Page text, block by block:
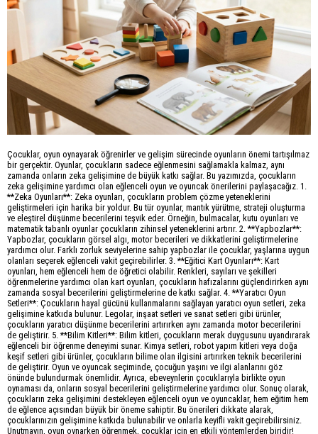
Çocuklar, oyun oynayarak öğrenirler ve gelişim sürecinde oyunların önemi tartışılmaz
bir gerçektir. Oyunlar, çocukların sadece eğlenmesini sağlamakla kalmaz, aynı
zamanda onların zeka gelişimine de büyük katkı sağlar. Bu yazımızda, çocukların
zeka gelişimine yardımcı olan eğlenceli oyun ve oyuncak önerilerini paylaşacağız. 1.
**Zeka Oyunları**: Zeka oyunları, çocukların problem çözme yeteneklerini
geliştirmeleri için harika bir yoldur. Bu tür oyunlar, mantık yürütme, strateji oluşturma
ve eleştirel düşünme becerilerini teşvik eder. Örneğin, bulmacalar, kutu oyunları ve
matematik tabanlı oyunlar çocukların zihinsel yeteneklerini artırır. 2. **Yapbozlar**:
Yapbozlar, çocukların görsel algı, motor becerileri ve dikkatlerini geliştirmelerine
yardımcı olur. Farklı zorluk seviyelerine sahip yapbozlar ile çocuklar, yaşlarına uygun
olanları seçerek eğlenceli vakit geçirebilirler. 3. **Eğitici Kart Oyunları**: Kart
oyunları, hem eğlenceli hem de öğretici olabilir. Renkleri, sayıları ve şekilleri
öğrenmelerine yardımcı olan kart oyunları, çocukların hafızalarını güçlendirirken aynı
zamanda sosyal becerilerini geliştirmelerine de katkı sağlar. 4. **Yaratıcı Oyun
Setleri**: Çocukların hayal gücünü kullanmalarını sağlayan yaratıcı oyun setleri, zeka
gelişimine katkıda bulunur. Legolar, inşaat setleri ve sanat setleri gibi ürünler,
çocukların yaratıcı düşünme becerilerini artırırken aynı zamanda motor becerilerini
de geliştirir. 5. **Bilim Kitleri**: Bilim kitleri, çocukların merak duygusunu uyandırarak
eğlenceli bir öğrenme deneyimi sunar. Kimya setleri, robot yapım kitleri veya doğa
keşif setleri gibi ürünler, çocukların bilime olan ilgisini artırırken teknik becerilerini
de geliştirir. Oyun ve oyuncak seçiminde, çocuğun yaşını ve ilgi alanlarını göz
önünde bulundurmak önemlidir. Ayrıca, ebeveynlerin çocuklarıyla birlikte oyun
oynaması da, onların sosyal becerilerini geliştirmelerine yardımcı olur. Sonuç olarak,
çocukların zeka gelişimini destekleyen eğlenceli oyun ve oyuncaklar, hem eğitim hem
de eğlence açısından büyük bir öneme sahiptir. Bu önerileri dikkate alarak,
çocuklarınızın gelişimine katkıda bulunabilir ve onlarla keyifli vakit geçirebilirsiniz.
Unutmayın, oyun oynarken öğrenmek, çocuklar için en etkili yöntemlerden biridir!